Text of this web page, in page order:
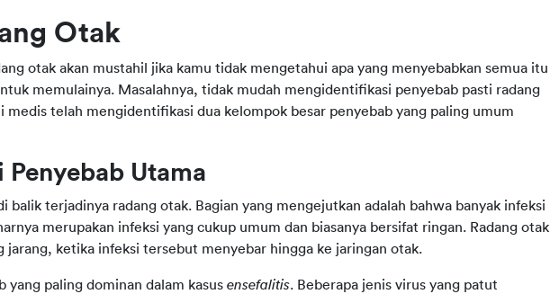
Otak
otak akan mustahil jika kamu tidak mengetahui apa yang menyebabkan semua itu
memulainya. Masalahnya, tidak mudah mengidentifikasi penyebab pasti radang
medis telah mengidentifikasi dua kelompok besar penyebab yang paling umum
Penyebab Utama
balik terjadinya radang otak. Bagian yang mengejutkan adalah bahwa banyak infeksi
merupakan infeksi yang cukup umum dan biasanya bersifat ringan. Radang otak
jarang, ketika infeksi tersebut menyebar hingga ke jaringan otak.
yang paling dominan dalam kasus ensefalitis. Beberapa jenis virus yang patut